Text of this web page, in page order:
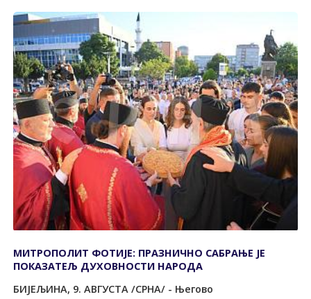
МИТРОПОЛИТ ФОТИЈЕ: ПРАЗНИЧНО САБРАЊЕ ЈЕ
ПОКАЗАТЕЉ ДУХОВНОСТИ НАРОДА
БИЈЕЉИНА, 9. АВГУСТА /СРНА/ - Његово